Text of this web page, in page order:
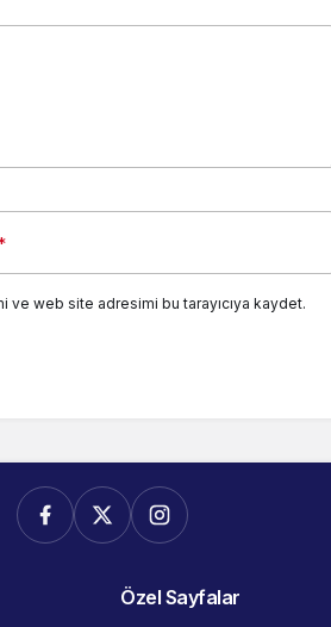
ve web site adresimi bu tarayıcıya kaydet.
Özel Sayfalar